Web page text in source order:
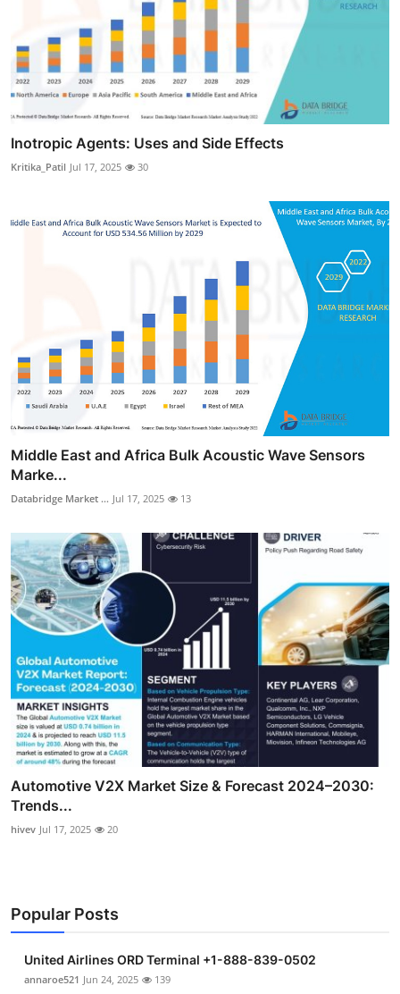
Inotropic Agents: Uses and Side Effects
Kritika_Patil Jul 17, 2025 30
Middle East and Africa Bulk Acoustic Wave Sensors
Marke...
Databridge Market ... Jul 17, 2025 13
Automotive V2X Market Size & Forecast 2024–2030:
Trends...
hivev Jul 17, 2025 20
Popular Posts
United Airlines ORD Terminal +1-888-839-0502
annaroe521 Jun 24, 2025 139